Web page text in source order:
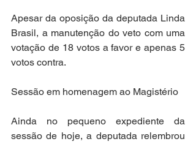
Apesar da oposição da deputada Linda
Brasil, a manutenção do veto com uma
votação de 18 votos a favor e apenas 5
votos contra.
Sessão em homenagem ao Magistério
Ainda no pequeno expediente da
sessão de hoje, a deputada relembrou